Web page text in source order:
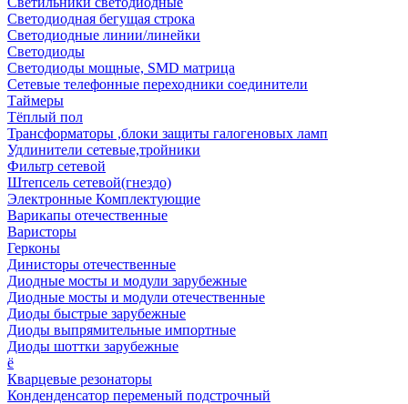
Светодиодная бегущая строка
Светодиодные линии/линейки
Светодиоды
Светодиоды мощные, SMD матрица
Сетевые телефонные переходники соединители
Таймеры
Тёплый пол
Трансформаторы ,блоки защиты галогеновых ламп
Удлинители сетевые,тройники
Фильтр сетевой
Штепсель сетевой(гнездо)
Электронные Комплектующие
Варикапы отечественные
Варисторы
Герконы
Динисторы отечественные
Диодные мосты и модули зарубежные
Диодные мосты и модули отечественные
Диоды быстрые зарубежные
Диоды выпрямительные импортные
Диоды шоттки зарубежные
ё
Кварцевые резонаторы
Конденденсатор переменый подстрочный